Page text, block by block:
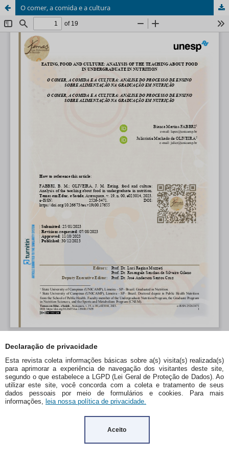
Declaração de privacidade
Esta revista coleta informações básicas sobre a(s) visita(s) realizada(s)
para aprimorar a experiência de navegação dos visitantes deste site,
segundo o que estabelece a LGPD (Lei Geral de Proteção de Dados). Ao
utilizar este site, você concorda com a coleta e tratamento de seus
dados pessoais por meio de formulários e cookies. Para mais
informações, leia nossa política de privacidade.
Aceito
O comer, a comida e a cultura